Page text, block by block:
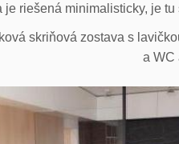
je riešená minimalisticky, je
skriňová zostava s
a WC